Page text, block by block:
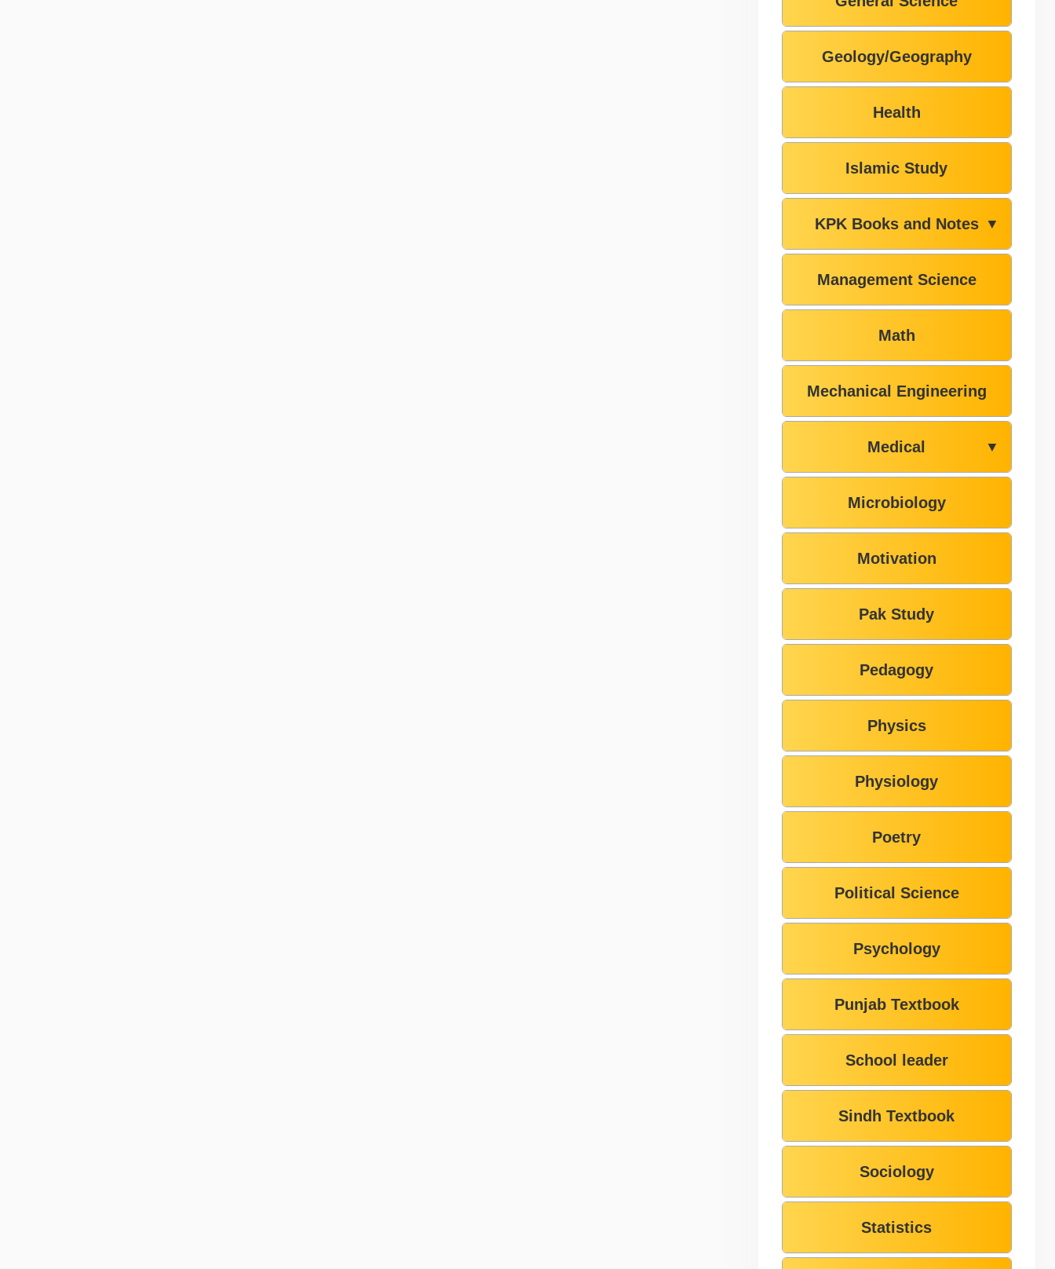
Geology/Geography
Health
Islamic Study
KPK Books and Notes ▼
Management Science
Math
Mechanical Engineering
Medical ▼
Microbiology
Motivation
Pak Study
Pedagogy
Physics
Physiology
Poetry
Political Science
Psychology
Punjab Textbook
School leader
Sindh Textbook
Sociology
Statistics